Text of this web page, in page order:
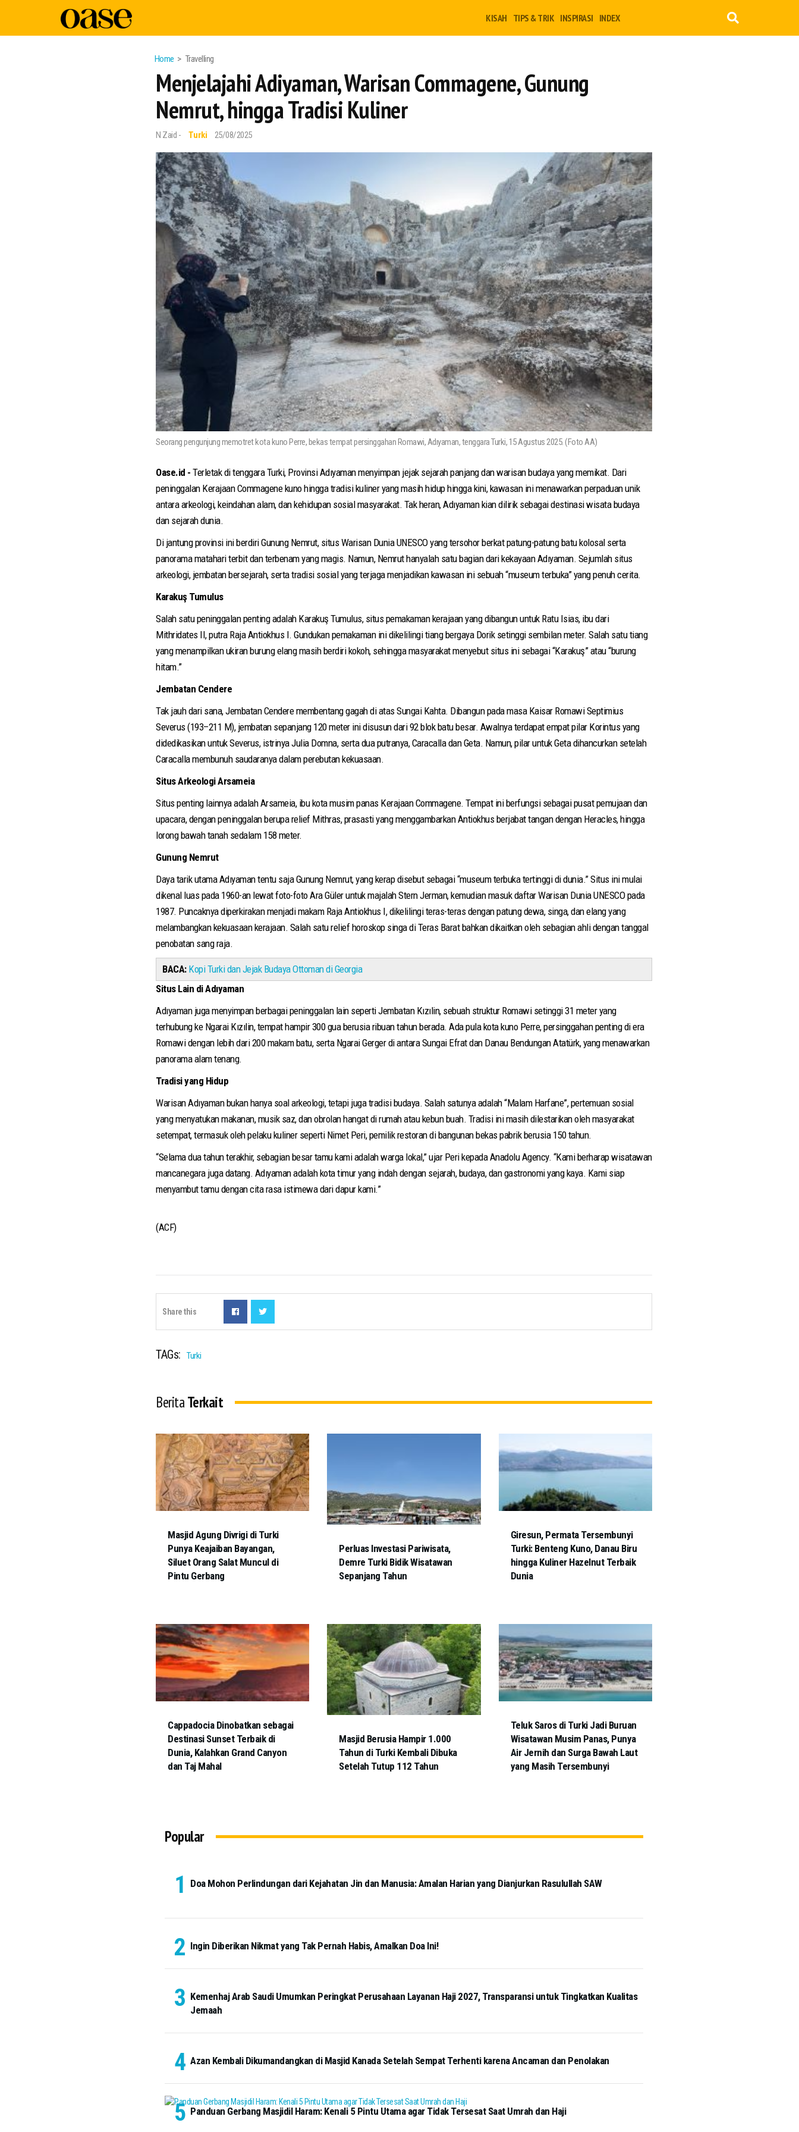
KISAH TIPS & TRIK INSPIRASI INDEX
Home Travelling
Menjelajahi Adiyaman, Warisan Commagene, Gunung
Nemrut, hingga Tradisi Kuliner
N Zaid - Turki 25/08/2025
Seorang pengunjung memotret kota kuno Perre, bekas tempat persinggahan Romawi, Adıyaman, tenggara Turki, 15 Agustus 2025. (Foto AA)
Oase.id - Terletak di tenggara Turki, Provinsi Adıyaman menyimpan jejak sejarah panjang dan warisan budaya yang memikat. Dari
peninggalan Kerajaan Commagene kuno hingga tradisi kuliner yang masih hidup hingga kini, kawasan ini menawarkan perpaduan unik
antara arkeologi, keindahan alam, dan kehidupan sosial masyarakat. Tak heran, Adıyaman kian dilirik sebagai destinasi wisata budaya
dan sejarah dunia.
Di jantung provinsi ini berdiri Gunung Nemrut, situs Warisan Dunia UNESCO yang tersohor berkat patung-patung batu kolosal serta
panorama matahari terbit dan terbenam yang magis. Namun, Nemrut hanyalah satu bagian dari kekayaan Adıyaman. Sejumlah situs
arkeologi, jembatan bersejarah, serta tradisi sosial yang terjaga menjadikan kawasan ini sebuah “museum terbuka” yang penuh cerita.
Karakuş Tumulus
Salah satu peninggalan penting adalah Karakuş Tumulus, situs pemakaman kerajaan yang dibangun untuk Ratu Isias, ibu dari
Mithridates II, putra Raja Antiokhus I. Gundukan pemakaman ini dikelilingi tiang bergaya Dorik setinggi sembilan meter. Salah satu tiang
yang menampilkan ukiran burung elang masih berdiri kokoh, sehingga masyarakat menyebut situs ini sebagai “Karakuş” atau “burung
hitam.”
Jembatan Cendere
Tak jauh dari sana, Jembatan Cendere membentang gagah di atas Sungai Kahta. Dibangun pada masa Kaisar Romawi Septimius
Severus (193–211 M), jembatan sepanjang 120 meter ini disusun dari 92 blok batu besar. Awalnya terdapat empat pilar Korintus yang
didedikasikan untuk Severus, istrinya Julia Domna, serta dua putranya, Caracalla dan Geta. Namun, pilar untuk Geta dihancurkan setelah
Caracalla membunuh saudaranya dalam perebutan kekuasaan.
Situs Arkeologi Arsameia
Situs penting lainnya adalah Arsameia, ibu kota musim panas Kerajaan Commagene. Tempat ini berfungsi sebagai pusat pemujaan dan
upacara, dengan peninggalan berupa relief Mithras, prasasti yang menggambarkan Antiokhus berjabat tangan dengan Heracles, hingga
lorong bawah tanah sedalam 158 meter.
Gunung Nemrut
Daya tarik utama Adıyaman tentu saja Gunung Nemrut, yang kerap disebut sebagai “museum terbuka tertinggi di dunia.” Situs ini mulai
dikenal luas pada 1960-an lewat foto-foto Ara Güler untuk majalah Stern Jerman, kemudian masuk daftar Warisan Dunia UNESCO pada
1987. Puncaknya diperkirakan menjadi makam Raja Antiokhus I, dikelilingi teras-teras dengan patung dewa, singa, dan elang yang
melambangkan kekuasaan kerajaan. Salah satu relief horoskop singa di Teras Barat bahkan dikaitkan oleh sebagian ahli dengan tanggal
penobatan sang raja.
BACA: Kopi Turki dan Jejak Budaya Ottoman di Georgia
Situs Lain di Adıyaman
Adıyaman juga menyimpan berbagai peninggalan lain seperti Jembatan Kızılin, sebuah struktur Romawi setinggi 31 meter yang
terhubung ke Ngarai Kızılin, tempat hampir 300 gua berusia ribuan tahun berada. Ada pula kota kuno Perre, persinggahan penting di era
Romawi dengan lebih dari 200 makam batu, serta Ngarai Gerger di antara Sungai Efrat dan Danau Bendungan Atatürk, yang menawarkan
panorama alam tenang.
Tradisi yang Hidup
Warisan Adıyaman bukan hanya soal arkeologi, tetapi juga tradisi budaya. Salah satunya adalah “Malam Harfane”, pertemuan sosial
yang menyatukan makanan, musik saz, dan obrolan hangat di rumah atau kebun buah. Tradisi ini masih dilestarikan oleh masyarakat
setempat, termasuk oleh pelaku kuliner seperti Nimet Peri, pemilik restoran di bangunan bekas pabrik berusia 150 tahun.
“Selama dua tahun terakhir, sebagian besar tamu kami adalah warga lokal,” ujar Peri kepada Anadolu Agency. “Kami berharap wisatawan
mancanegara juga datang. Adıyaman adalah kota timur yang indah dengan sejarah, budaya, dan gastronomi yang kaya. Kami siap
menyambut tamu dengan cita rasa istimewa dari dapur kami.”
(ACF)
Share this
TAGs: Turki
BeritaTerkait
Masjid Agung Divrigi di Turki
Punya Keajaiban Bayangan,
Siluet Orang Salat Muncul di
Pintu Gerbang
Perluas Investasi Pariwisata,
Demre Turki Bidik Wisatawan
Sepanjang Tahun
Giresun, Permata Tersembunyi
Turki: Benteng Kuno, Danau Biru
hingga Kuliner Hazelnut Terbaik
Dunia
Cappadocia Dinobatkan sebagai
Destinasi Sunset Terbaik di
Dunia, Kalahkan Grand Canyon
dan Taj Mahal
Masjid Berusia Hampir 1.000
Tahun di Turki Kembali Dibuka
Setelah Tutup 112 Tahun
Teluk Saros di Turki Jadi Buruan
Wisatawan Musim Panas, Punya
Air Jernih dan Surga Bawah Laut
yang Masih Tersembunyi
Popular
Doa Mohon Perlindungan dari Kejahatan Jin dan Manusia: Amalan Harian yang Dianjurkan Rasulullah SAW
Ingin Diberikan Nikmat yang Tak Pernah Habis, Amalkan Doa Ini!
Kemenhaj Arab Saudi Umumkan Peringkat Perusahaan Layanan Haji 2027, Transparansi untuk Tingkatkan Kualitas
Jemaah
Azan Kembali Dikumandangkan di Masjid Kanada Setelah Sempat Terhenti karena Ancaman dan Penolakan
Panduan Gerbang Masjidil Haram: Kenali 5 Pintu Utama agar Tidak Tersesat Saat Umrah dan Haji